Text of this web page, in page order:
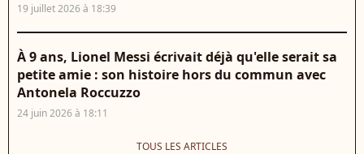
19 juillet 2026 à 18:39
À 9 ans, Lionel Messi écrivait déjà qu'elle serait sa
petite amie : son histoire hors du commun avec
Antonela Roccuzzo
24 juin 2026 à 18:11
TOUS LES ARTICLES